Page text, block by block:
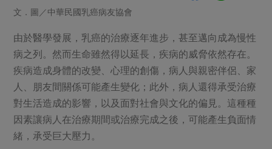
調理食材・點心
調味醬料/南北貨 烘焙
休閒零嘴 沖泡飲品
保健食品
居家好物
美妝保養
醬料
湯品．鍋物
漬物
涼拌沙拉
飲品
合作25-精選產品第四彈
議題活動
主婦聯盟X樂齡網特約優惠案
30%rPET紅烏龍茶
2024農業發展計畫年度報告
減硝酸鹽
非基改運動 支持本土農糧
廢核運動 能源議題
減添加物 減塑減廢
公益金 食農教育
更多議題
自主把關
硝酸鹽檢驗
社員權益
合作社法規
社務專區
文．圖／中華民國乳癌病友協會
由於醫學發展，乳癌的治療逐年進步，甚至邁向成為慢性
病之列。然而生命雖然得以延長，疾病的威脅依然存在。
疾病造成身體的改變、心理的創傷，病人與親密伴侶、家
人、朋友間關係可能產生變化；此外，病人還得承受治療
對生活造成的影響，以及面對社會與文化的偏見。這種種
因素讓病人在治療期間或治療完成之後，可能產生負面情
緒，承受巨大壓力。